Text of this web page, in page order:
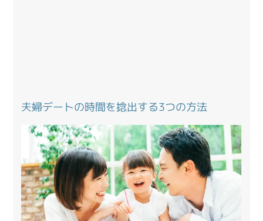
夫婦デートの時間を捻出する3つの方法